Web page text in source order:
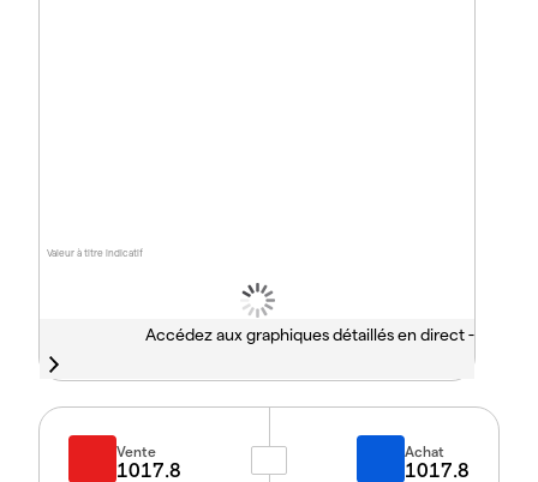
Valeur à titre indicatif
Accédez aux graphiques détaillés en direct -
Vente
1017.8
Achat
1017.8